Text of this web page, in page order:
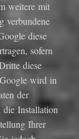
weitere mit
verbundene
diese
sofern
diese
wird in
der
Installation
Ihrer